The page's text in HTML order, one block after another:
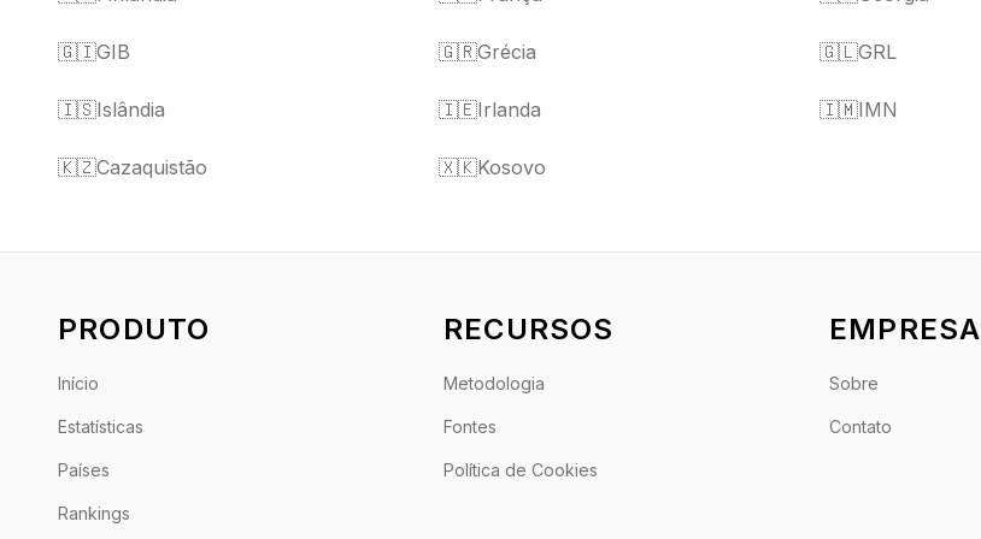
🇬🇮GIB 🇬🇷Grécia 🇬🇱GRL
🇮🇸Islândia 🇮🇪Irlanda 🇮🇲IMN
🇰🇿Cazaquistão 🇽🇰Kosovo
PRODUTO
Início
Estatísticas
Países
Rankings
RECURSOS
Metodologia
Fontes
Política de Cookies
EMPRESA
Sobre
Contato